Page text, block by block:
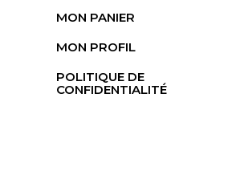
MON PANIER
MON PROFIL
POLITIQUE DE
CONFIDENTIALITÉ